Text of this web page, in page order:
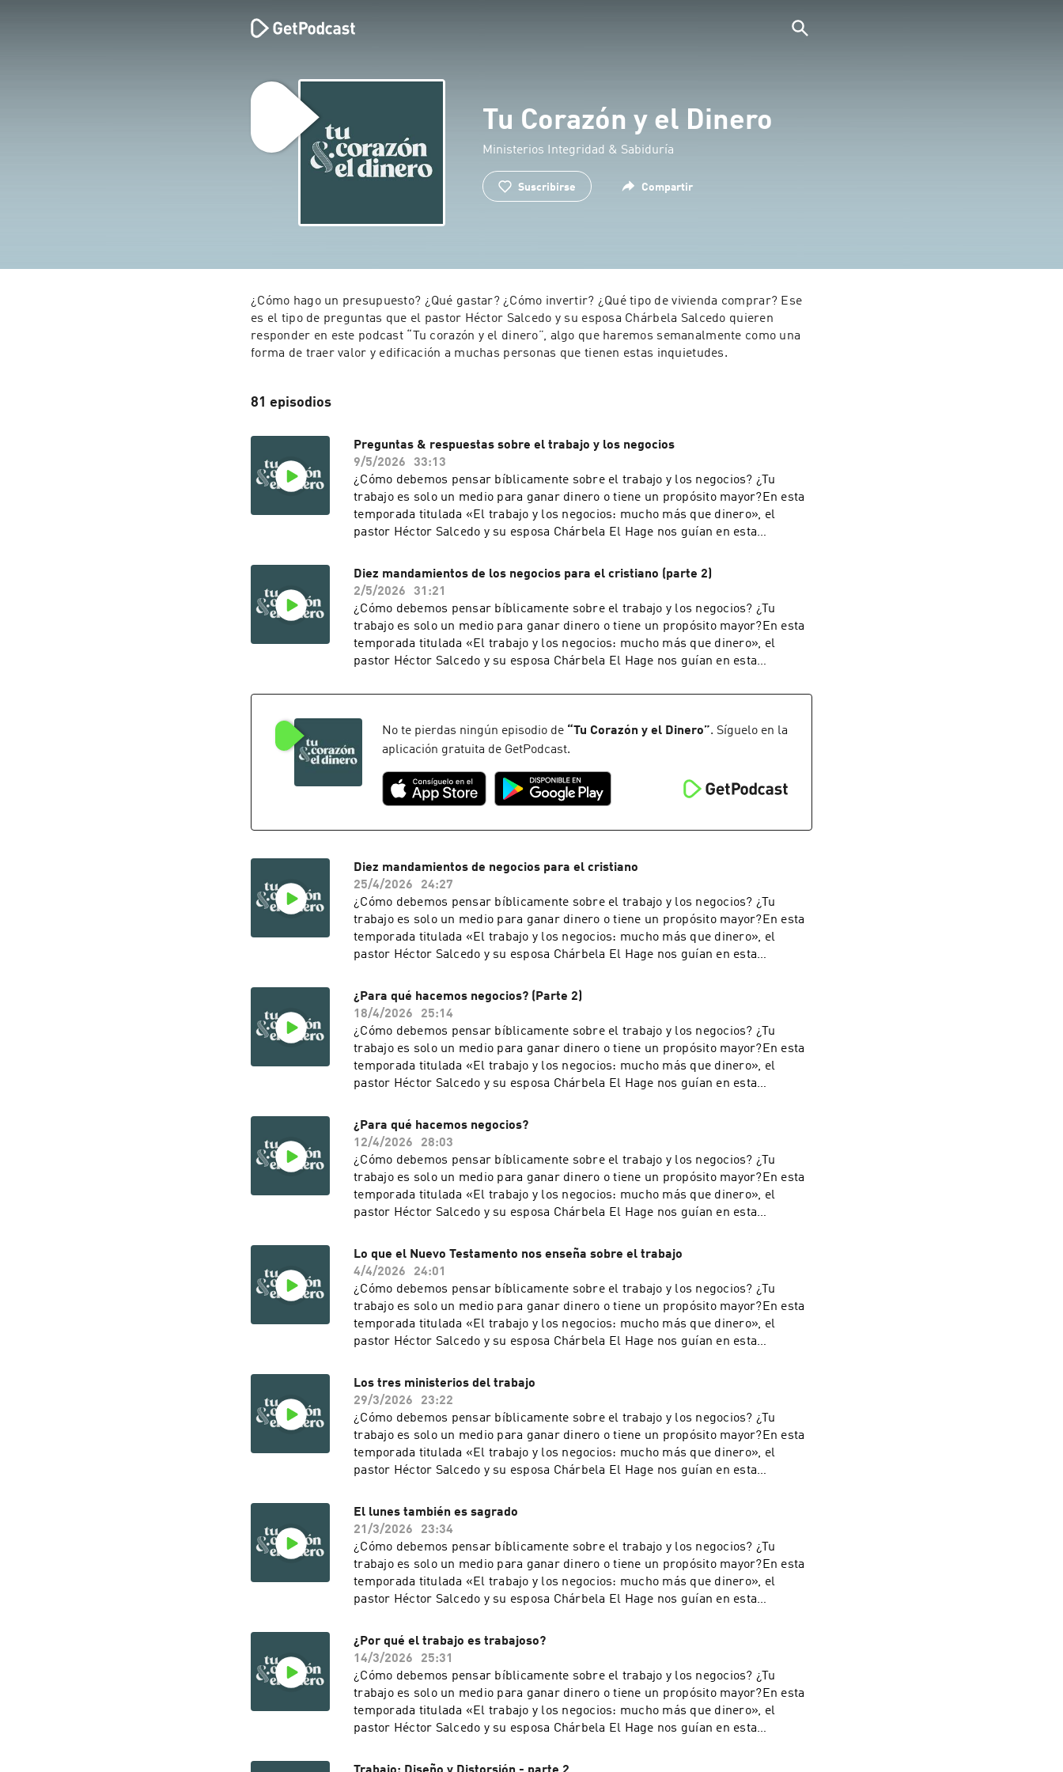
Tu Corazón y el Dinero
Ministerios Integridad & Sabiduría
Suscribirse Compartir
¿Cómo hago un presupuesto? ¿Qué gastar? ¿Cómo invertir? ¿Qué tipo de vivienda comprar? Ese
es el tipo de preguntas que el pastor Héctor Salcedo y su esposa Chárbela Salcedo quieren
responder en este podcast “Tu corazón y el dinero”, algo que haremos semanalmente como una
forma de traer valor y edificación a muchas personas que tienen estas inquietudes.
81 episodios
Preguntas & respuestas sobre el trabajo y los negocios
9/5/2026
33:13
¿Cómo debemos pensar bíblicamente sobre el trabajo y los negocios? ¿Tu
trabajo es solo un medio para ganar dinero o tiene un propósito mayor?En esta
temporada titulada «El trabajo y los negocios: mucho más que dinero», el
pastor Héctor Salcedo y su esposa Chárbela El Hage nos guían en esta
Integridad & Sabiduría.Queda prohibida la reproducción total o parcial de este
recurso, por cualquier medio o procedimiento, sin para ello contar con nuestra
autorización previa, expresa y por escrito. Toda forma de utilización no
autorizada será perseguida con lo establecido en las leyes internacionales de
Derecho de Autor. Derechos reservados.
Diez mandamientos de los negocios para el cristiano (parte 2)
2/5/2026
31:21
¿Cómo debemos pensar bíblicamente sobre el trabajo y los negocios? ¿Tu
trabajo es solo un medio para ganar dinero o tiene un propósito mayor?En esta
temporada titulada «El trabajo y los negocios: mucho más que dinero», el
pastor Héctor Salcedo y su esposa Chárbela El Hage nos guían en esta
No te pierdas ningún episodio de “Tu Corazón y el Dinero”. Síguelo en la
aplicación gratuita de GetPodcast.
Diez mandamientos de negocios para el cristiano
25/4/2026
24:27
¿Cómo debemos pensar bíblicamente sobre el trabajo y los negocios? ¿Tu
trabajo es solo un medio para ganar dinero o tiene un propósito mayor?En esta
temporada titulada «El trabajo y los negocios: mucho más que dinero», el
pastor Héctor Salcedo y su esposa Chárbela El Hage nos guían en esta
Una producción de Ministerios Integridad & Sabiduría.Queda prohibida la
reproducción total o parcial de este recurso, por cualquier medio o
procedimiento, sin para ello contar con nuestra autorización previa, expresa y
por escrito. Toda forma de utilización no autorizada será perseguida con lo
establecido en las leyes internacionales de Derecho de Autor. Derechos
reservados.
¿Para qué hacemos negocios? (Parte 2)
18/4/2026
25:14
¿Cómo debemos pensar bíblicamente sobre el trabajo y los negocios? ¿Tu
trabajo es solo un medio para ganar dinero o tiene un propósito mayor?En esta
temporada titulada «El trabajo y los negocios: mucho más que dinero», el
pastor Héctor Salcedo y su esposa Chárbela El Hage nos guían en esta
Una producción de Ministerios Integridad & Sabiduría.Queda prohibida la
reproducción total o parcial de este recurso, por cualquier medio o
procedimiento, sin para ello contar con nuestra autorización previa, expresa y
por escrito. Toda forma de utilización no autorizada será perseguida con lo
establecido en las leyes internacionales de Derecho de Autor. Derechos
reservados.
¿Para qué hacemos negocios?
12/4/2026
28:03
¿Cómo debemos pensar bíblicamente sobre el trabajo y los negocios? ¿Tu
trabajo es solo un medio para ganar dinero o tiene un propósito mayor?En esta
temporada titulada «El trabajo y los negocios: mucho más que dinero», el
pastor Héctor Salcedo y su esposa Chárbela El Hage nos guían en esta
Una producción de Ministerios Integridad & Sabiduría.Queda prohibida la
reproducción total o parcial de este recurso, por cualquier medio o
procedimiento, sin para ello contar con nuestra autorización previa, expresa y
por escrito. Toda forma de utilización no autorizada será perseguida con lo
establecido en las leyes internacionales de Derecho de Autor. Derechos
reservados.
Lo que el Nuevo Testamento nos enseña sobre el trabajo
4/4/2026
24:01
¿Cómo debemos pensar bíblicamente sobre el trabajo y los negocios? ¿Tu
trabajo es solo un medio para ganar dinero o tiene un propósito mayor?En esta
temporada titulada «El trabajo y los negocios: mucho más que dinero», el
pastor Héctor Salcedo y su esposa Chárbela El Hage nos guían en esta
Una producción de Ministerios Integridad & Sabiduría.Queda prohibida la
reproducción total o parcial de este recurso, por cualquier medio o
procedimiento, sin para ello contar con nuestra autorización previa, expresa y
por escrito. Toda forma de utilización no autorizada será perseguida con lo
establecido en las leyes internacionales de Derecho de Autor. Derechos
reservados.
Los tres ministerios del trabajo
29/3/2026
23:22
¿Cómo debemos pensar bíblicamente sobre el trabajo y los negocios? ¿Tu
trabajo es solo un medio para ganar dinero o tiene un propósito mayor?En esta
temporada titulada «El trabajo y los negocios: mucho más que dinero», el
pastor Héctor Salcedo y su esposa Chárbela El Hage nos guían en esta
Una producción de Ministerios Integridad & Sabiduría.Queda prohibida la
reproducción total o parcial de este recurso, por cualquier medio o
procedimiento, sin para ello contar con nuestra autorización previa, expresa y
por escrito. Toda forma de utilización no autorizada será perseguida con lo
establecido en las leyes internacionales de Derecho de Autor. Derechos
reservados.
El lunes también es sagrado
21/3/2026
23:34
¿Cómo debemos pensar bíblicamente sobre el trabajo y los negocios? ¿Tu
trabajo es solo un medio para ganar dinero o tiene un propósito mayor?En esta
temporada titulada «El trabajo y los negocios: mucho más que dinero», el
pastor Héctor Salcedo y su esposa Chárbela El Hage nos guían en esta
Una producción de Ministerios Integridad & Sabiduría.Queda prohibida la
reproducción total o parcial de este recurso, por cualquier medio o
procedimiento, sin para ello contar con nuestra autorización previa, expresa y
por escrito. Toda forma de utilización no autorizada será perseguida con lo
establecido en las leyes internacionales de Derecho de Autor. Derechos
reservados.
¿Por qué el trabajo es trabajoso?
14/3/2026
25:31
¿Cómo debemos pensar bíblicamente sobre el trabajo y los negocios? ¿Tu
trabajo es solo un medio para ganar dinero o tiene un propósito mayor?En esta
temporada titulada «El trabajo y los negocios: mucho más que dinero», el
pastor Héctor Salcedo y su esposa Chárbela El Hage nos guían en esta
Una producción de Ministerios Integridad & Sabiduría.Queda prohibida la